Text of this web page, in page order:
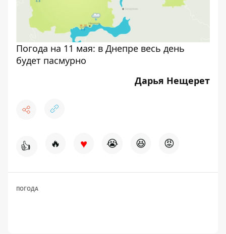
Погода на 11 мая: в Днепре весь день
будет пасмурно
Дарья Нещерет
👍 🔥 ♥ 😭 😆 😡
ПОГОДА